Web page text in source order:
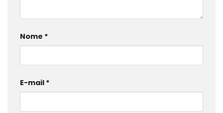
Nome *
E-mail *